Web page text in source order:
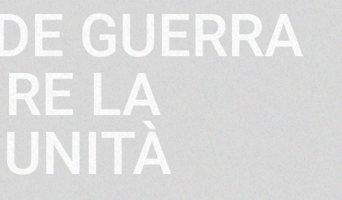
GUERRA
LA